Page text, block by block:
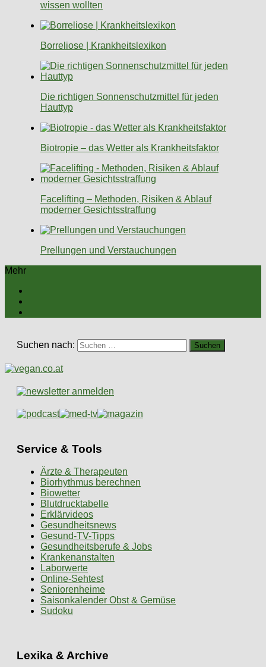
wissen wollten
Borreliose | Krankheitslexikon
Die richtigen Sonnenschutzmittel für jeden
Hauttyp
Biotropie – das Wetter als Krankheitsfaktor
Facelifting – Methoden, Risiken & Ablauf
moderner Gesichtsstraffung
Prellungen und Verstauchungen
Mehr
Suchen nach:
Service & Tools
Ärzte & Therapeuten
Biorhythmus berechnen
Biowetter
Blutdrucktabelle
Erklärvideos
Gesundheitsnews
Gesund-TV-Tipps
Gesundheitsberufe & Jobs
Krankenanstalten
Laborwerte
Online-Sehtest
Seniorenheime
Saisonkalender Obst & Gemüse
Sudoku
Lexika & Archive